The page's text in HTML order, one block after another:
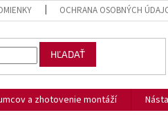
OCHRANA OSOBNÝCH
HĽADAŤ
a zhotovenie montáží